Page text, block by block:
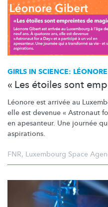
GIRLS IN SCIENCE:
« Les étoiles sont
Léonore est arrivée au
elle est devenue « Astronaut
en apesanteur. Une journée
aspirations.
FNR, Luxembourg Space